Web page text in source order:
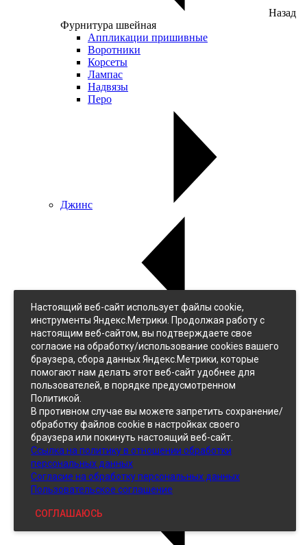
Назад
Фурнитура швейная
Аппликации пришивные
Воротники
Корсеты
Лампас
Надвязы
Перо
Джинс
Джинс
Однотонный
Принтованный
Кожзам
Настоящий веб-сайт использует файлы cookie,
инструменты Яндекс.Метрики. Продолжая работу с
настоящим веб-сайтом, вы подтверждаете свое
согласие на обработку/использование cookies вашего
браузера, сбора данных Яндекс.Метрики, которые
помогают нам делать этот веб-сайт удобнее для
пользователей, в порядке предусмотренном
Политикой.
В противном случае вы можете запретить сохранение/
обработку файлов cookie в настройках своего
браузера или покинуть настоящий веб-сайт.
Ссылка на политику в отношении обработки
персональных данных
Согласие на обработку персональных данных
Пользовательское соглашение
СОГЛАШАЮСЬ